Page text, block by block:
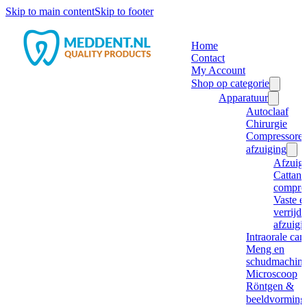
Skip to main contentSkip to footer
Home
Contact
My Account
Shop op categorie
Apparatuur
Autoclaaf
Chirurgie
afzuiging
Cattani
Vaste
Intraorale
Meng en
Microscoop
Röntgen &
beeldvorming